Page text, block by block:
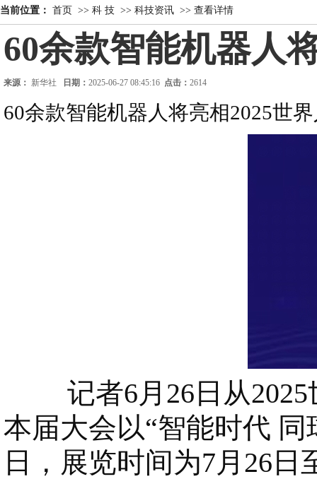
当前位置： 首页 >> 科 技 >> 科技资讯 >> 查看详情
60余款智能机器人
来源： 新华社 日期： 2025-06-27 08:45:16 点击： 2614
60余款智能机器人将亮相2025世
记者6月26日从2025
本届大会以“智能时代
日，展览时间为7月26